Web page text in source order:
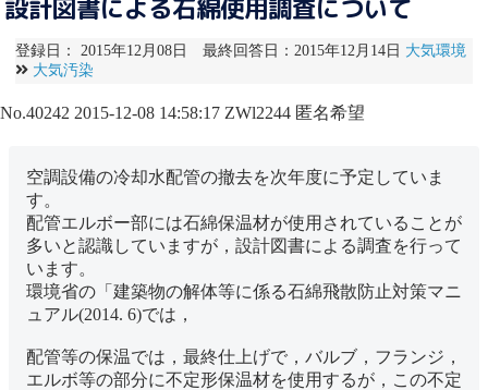
設計図書による石綿使用調査について
登録日： 2015年12月08日 最終回答日：2015年12月14日 大気環境
大気汚染
No.40242 2015-12-08 14:58:17 ZWl2244 匿名希望
空調設備の冷却水配管の撤去を次年度に予定していま
す。
配管エルボー部には石綿保温材が使用されていることが
多いと認識していますが，設計図書による調査を行って
います。
環境省の「建築物の解体等に係る石綿飛散防止対策マニ
ュアル(2014. 6)では，
配管等の保温では，最終仕上げで，バルブ，フランジ，
エルボ等の部分に不定形保温材を使用するが，この不定